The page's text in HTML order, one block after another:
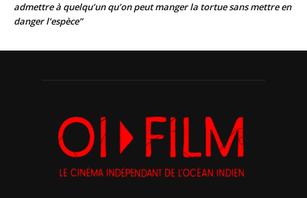
admettre à quelqu’un qu’on peut manger la tortue sans mettre en
danger l’espèce”